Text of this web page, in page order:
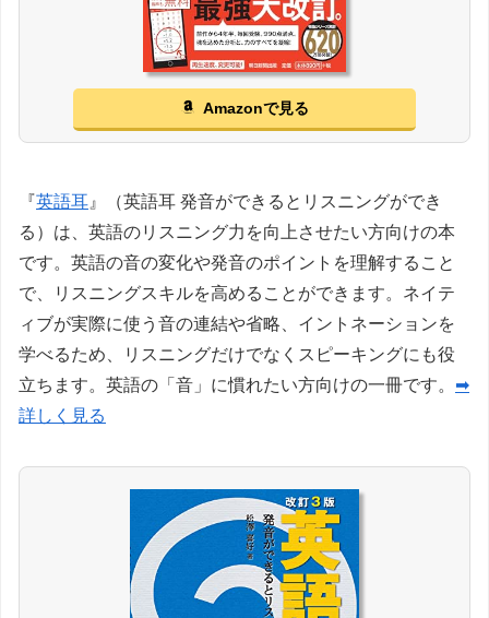
Amazonで見る
『英語耳 』（英語耳 発音ができるとリスニングができ
る）は、英語のリスニング力を向上させたい方向けの本
です。英語の音の変化や発音のポイントを理解すること
で、リスニングスキルを高めることができます。ネイテ
ィブが実際に使う音の連結や省略、イントネーションを
学べるため、リスニングだけでなくスピーキングにも役
立ちます。英語の「音」に慣れたい方向けの一冊です。 ➡
詳しく見る